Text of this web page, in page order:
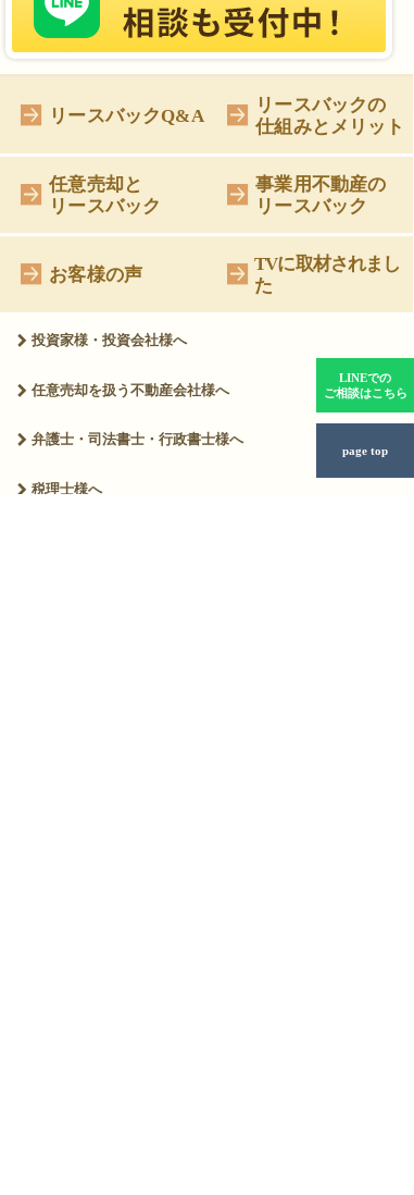
リースバックQ&A
リースバックの
仕組みとメリット
任意売却と
リースバック
事業用不動産の
リースバック
お客様の声
TVに取材されまし
た
投資家様・投資会社様へ
任意売却を扱う不動産会社様へ
弁護士・司法書士・行政書士様へ
税理士様へ
LINEでの
ご相談はこちら
page top